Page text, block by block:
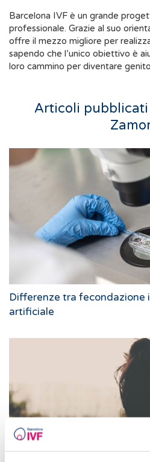
Barcelona IVF è un grande
professionale. Grazie al suo
offre il mezzo migliore per
sapendo che l’unico obiettivo è
loro cammino per diventare
Articoli
Differenze tra fecondazione
artificiale